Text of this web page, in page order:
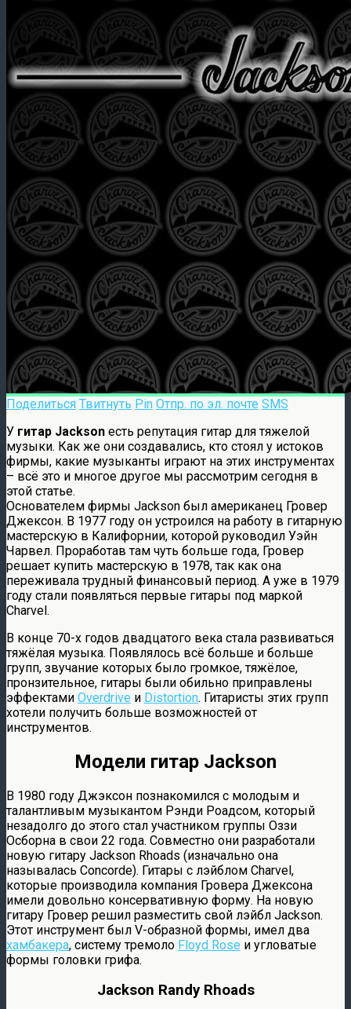
Поделиться Твитнуть Pin Отпр. по эл. почте SMS
У гитар Jackson есть репутация гитар для тяжелой
музыки. Как же они создавались, кто стоял у истоков
фирмы, какие музыканты играют на этих инструментах
– всё это и многое другое мы рассмотрим сегодня в
этой статье.
Основателем фирмы Jackson был американец Гровер
Джексон. В 1977 году он устроился на работу в гитарную
мастерскую в Калифорнии, которой руководил Уэйн
Чарвел. Проработав там чуть больше года, Гровер
решает купить мастерскую в 1978, так как она
переживала трудный финансовый период. А уже в 1979
году стали появляться первые гитары под маркой
Charvel.
В конце 70-х годов двадцатого века стала развиваться
тяжёлая музыка. Появлялось всё больше и больше
групп, звучание которых было громкое, тяжёлое,
пронзительное, гитары были обильно приправлены
эффектами Overdrive и Distortion. Гитаристы этих групп
хотели получить больше возможностей от
инструментов.
Модели гитар Jackson
В 1980 году Джэксон познакомился с молодым и
талантливым музыкантом Рэнди Роадсом, который
незадолго до этого стал участником группы Оззи
Осборна в свои 22 года. Совместно они разработали
новую гитару Jackson Rhoads (изначально она
называлась Concorde). Гитары с лэйблом Charvel,
которые производила компания Гровера Джексона
имели довольно консервативную форму. На новую
гитару Гровер решил разместить свой лэйбл Jackson.
Этот инструмент был V-образной формы, имел два
хамбакера, систему тремоло Floyd Rose и угловатые
формы головки грифа.
Jackson Randy Rhoads